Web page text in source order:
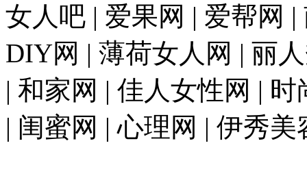
女人吧 | 爱果网 | 爱帮网
DIY网 | 薄荷女人网 | 丽
| 和家网 | 佳人女性网 |
| 闺蜜网 | 心理网 | 伊秀美